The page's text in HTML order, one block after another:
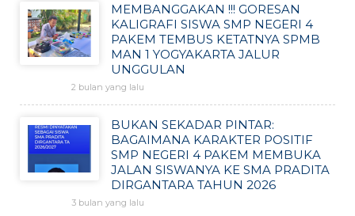
MEMBANGGAKAN !!! GORESAN
KALIGRAFI SISWA SMP NEGERI 4
PAKEM TEMBUS KETATNYA SPMB
MAN 1 YOGYAKARTA JALUR
UNGGULAN
2 bulan yang lalu
BUKAN SEKADAR PINTAR:
BAGAIMANA KARAKTER POSITIF
SMP NEGERI 4 PAKEM MEMBUKA
JALAN SISWANYA KE SMA PRADITA
DIRGANTARA TAHUN 2026
3 bulan yang lalu